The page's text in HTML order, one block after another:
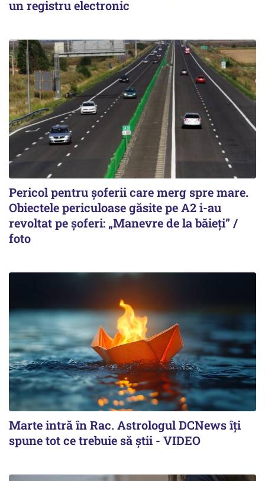
un registru electronic
Pericol pentru șoferii care merg spre mare.
Obiectele periculoase găsite pe A2 i-au
revoltat pe șoferi: „Manevre de la băieți” /
foto
Marte intră în Rac. Astrologul DCNews îți
spune tot ce trebuie să știi - VIDEO